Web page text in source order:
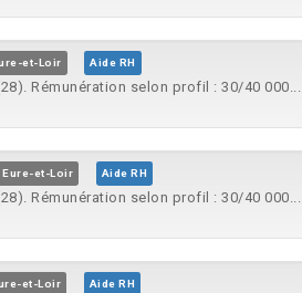
et-Loir Aide RH
Rémunération selon profil : 30/40 000...
Eure-et-Loir Aide RH
Rémunération selon profil : 30/40 000...
et-Loir Aide RH